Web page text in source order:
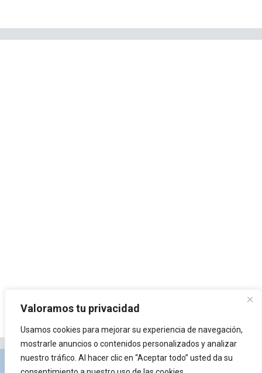
Valoramos tu privacidad
Usamos cookies para mejorar su experiencia de navegación,
mostrarle anuncios o contenidos personalizados y analizar
nuestro tráfico. Al hacer clic en “Aceptar todo” usted da su
Privacidad y Política de Cookies Portal de